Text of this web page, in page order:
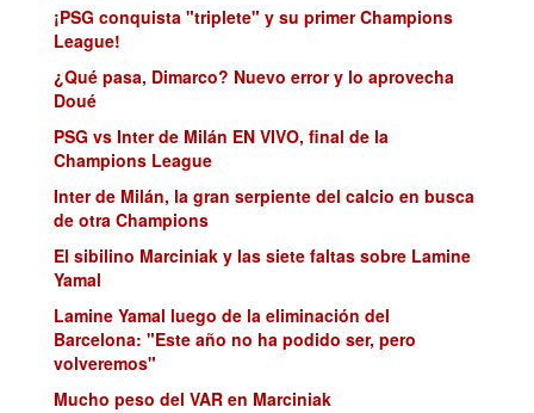
¡PSG conquista "triplete" y su primer Champions
League!
¿Qué pasa, Dimarco? Nuevo error y lo aprovecha
Doué
PSG vs Inter de Milán EN VIVO, final de la
Champions League
Inter de Milán, la gran serpiente del calcio en busca
de otra Champions
El sibilino Marciniak y las siete faltas sobre Lamine
Yamal
Lamine Yamal luego de la eliminación del
Barcelona: "Este año no ha podido ser, pero
volveremos"
Mucho peso del VAR en Marciniak